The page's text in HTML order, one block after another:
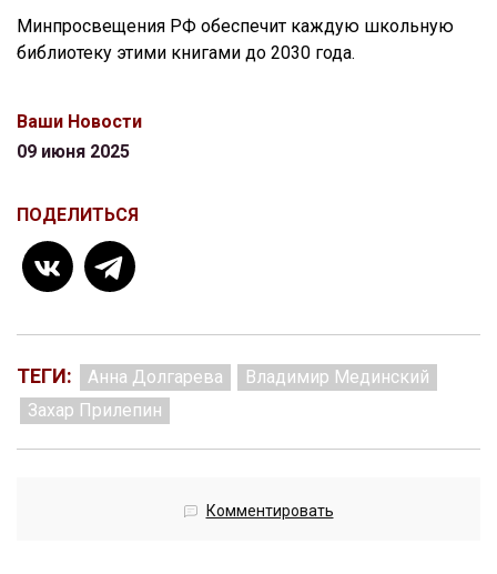
Минпросвещения РФ обеспечит каждую школьную
библиотеку этими книгами до 2030 года.
Ваши Новости
09 июня 2025
ПОДЕЛИТЬСЯ
ТЕГИ: Анна Долгарева
Владимир Мединский
Захар Прилепин
Комментировать